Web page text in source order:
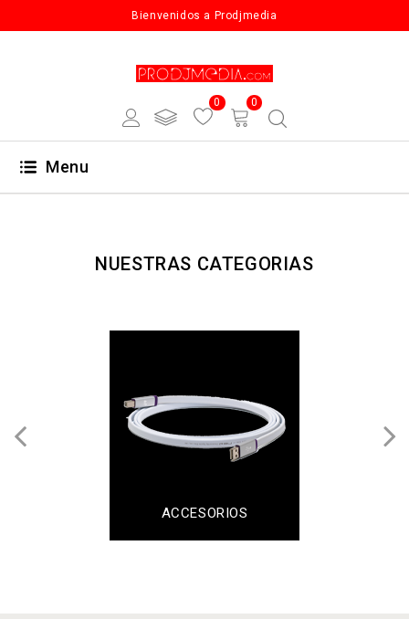
Bienvenidos a Prodjmedia
0 0
Menu
NUESTRAS CATEGORIAS
ACCESORIOS